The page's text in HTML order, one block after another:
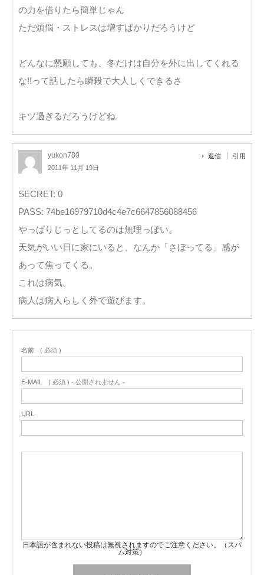
の力を借りたら簡単じゃん
ただ煩悩・ストレスは増すばかりだろうけど
どんなに懇願しても、冬だけは自分を外に出してくれる
な!!って話したら瞬殺で大人しくできるさ
キツ過ぎるだろうけどね
yukon780
2011年 11月 19日
返信 引用
SECRET: 0
PASS: 74be16979710d4c4e7c6647856088456
やっぱりじっとしてるのは無理っぽい。
天気がいい日に家にいると、なんか「さぼってる」感が
あって焦ってくる。
これは病気。
病人は病人らしく外で遊びます。
名前 ( 必須 )
E-MAIL ( 必須 ) - 公開されません -
URL
日本語が含まれない投稿は無視されますのでご注意ください。（スパ
ム対策）